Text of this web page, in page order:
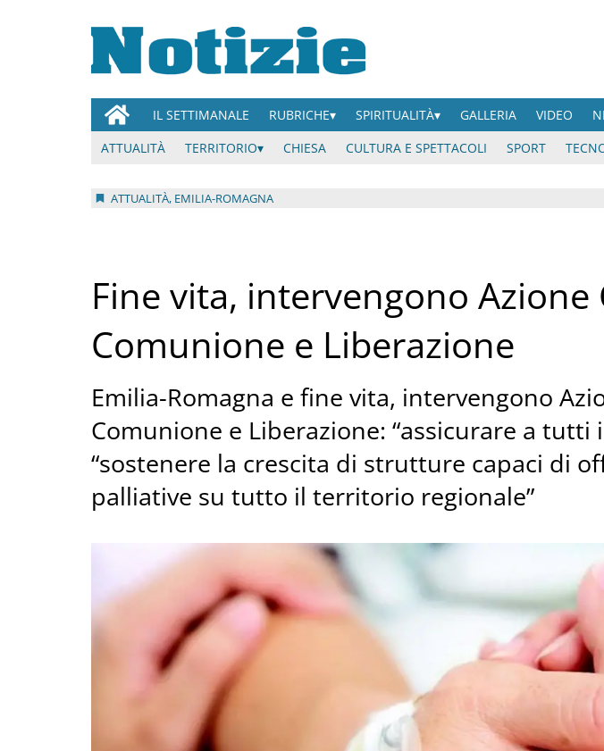
IL SETTIMANALE RUBRICHE SPIRITUALITÀ GALLERIA VIDEO
ATTUALITÀ
TERRITORIO CHIESA CULTURA E SPETTACOLI SPORT
ATTUALITÀ, EMILIA-ROMAGNA
Fine vita, intervengono Azione
Comunione e Liberazione
Emilia-Romagna e fine vita, intervengono
Comunione e Liberazione: “assicurare a tutti
“sostenere la crescita di strutture capaci di
palliative su tutto il territorio regionale”